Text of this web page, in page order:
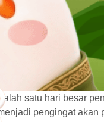
satu hari besar
pengingat